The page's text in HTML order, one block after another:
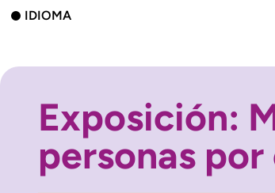
IDIOMA
Exposición:
personas